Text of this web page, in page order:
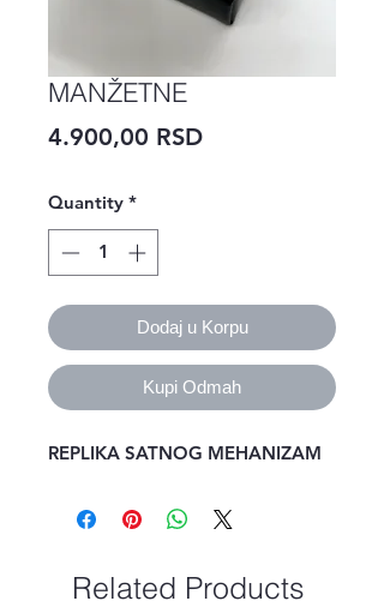
MANŽETNE
4.900,00 RSDPrice
Quantity *
Dodaj u Korpu
Kupi Odmah
REPLIKA SATNOG MEHANIZAM
Related Products